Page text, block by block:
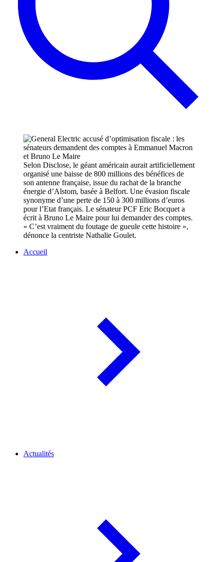
Selon Disclose, le géant américain aurait artificiellement
organisé une baisse de 800 millions des bénéfices de
son antenne française, issue du rachat de la branche
énergie d’Alstom, basée à Belfort. Une évasion fiscale
synonyme d’une perte de 150 à 300 millions d’euros
pour l’Etat français. Le sénateur PCF Eric Bocquet a
écrit à Bruno Le Maire pour lui demander des comptes.
« C’est vraiment du foutage de gueule cette histoire »,
dénonce la centriste Nathalie Goulet.
Accueil
Actualités